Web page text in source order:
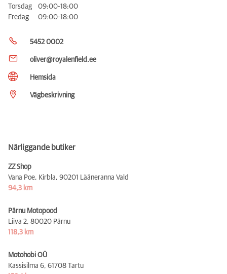
Torsdag
09:00-18:00
Fredag
09:00-18:00
5452 0002
oliver@royalenfield.ee
Hemsida
Vägbeskrivning
Närliggande butiker
ZZ Shop
Vana Poe, Kirbla, 90201 Lääneranna Vald
94,3 km
Pärnu Motopood
Liiva 2, 80020 Pärnu
118,3 km
Motohobi OÜ
Kassisilma 6, 61708 Tartu